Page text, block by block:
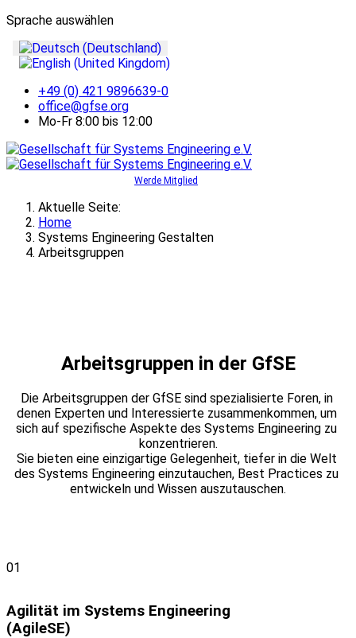
Sprache auswählen
+49 (0) 421 9896639-0
office@gfse.org
Mo-Fr 8:00 bis 12:00
Werde Mitglied
Aktuelle Seite:
Home
Systems Engineering Gestalten
Arbeitsgruppen
Arbeitsgruppen in der GfSE
Die Arbeitsgruppen der GfSE sind spezialisierte Foren, in
denen Experten und Interessierte zusammenkommen, um
sich auf spezifische Aspekte des Systems Engineering zu
konzentrieren.
Sie bieten eine einzigartige Gelegenheit, tiefer in die Welt
des Systems Engineering einzutauchen, Best Practices zu
entwickeln und Wissen auszutauschen.
01
Agilität im Systems Engineering
(AgileSE)